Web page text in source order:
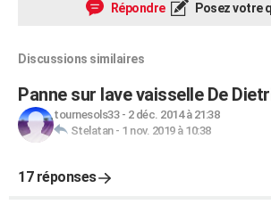
Répondre Posez votre
Discussions similaires
Panne sur lave vaisselle De
tournesols33- 2 déc. 2014 à 21:38
Stelatan- 1 nov. 2019 à 10:38
17 réponses